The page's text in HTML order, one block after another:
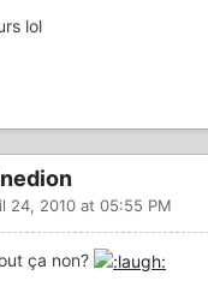
lol
24, 2010 at 05:55 PM
ça non?